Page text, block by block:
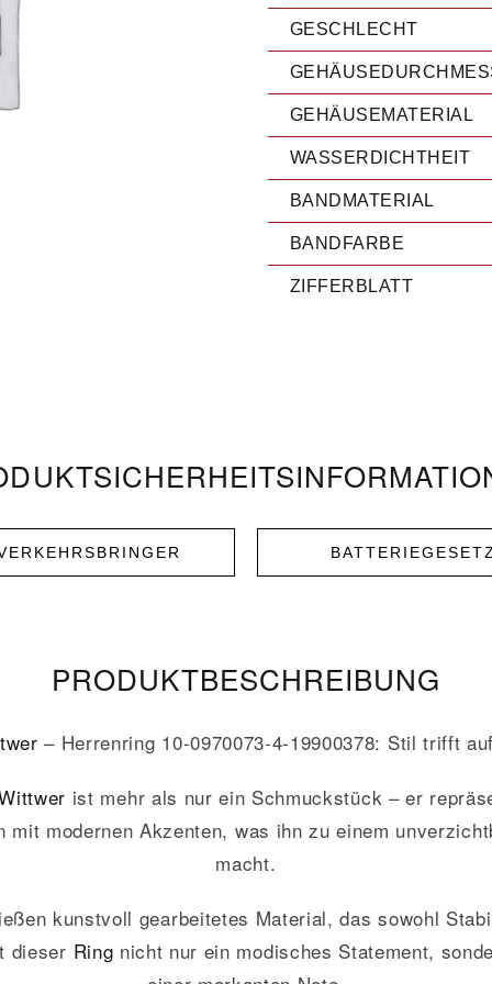
GESCHLECHT
GEHÄUSEMATERIAL
WASSERDICHTHEIT
BANDMATERIAL
BANDFARBE
ZIFFERBLATT
PRODUKT­­BESCHREIBUNG
– Herrenring 10-0970073-4-19900378: Stil trifft
ist mehr als nur ein Schmuckstück – er
modernen Akzenten, was ihn zu einem
macht.
kunstvoll gearbeitetes Material, das sowohl
dieser Ring nicht nur ein modisches Statement,